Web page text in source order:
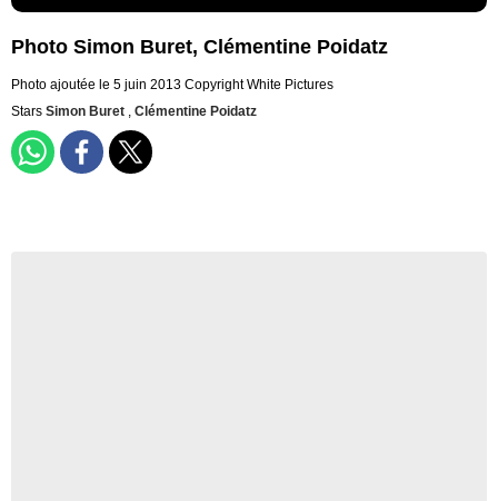
Photo Simon Buret, Clémentine Poidatz
Photo ajoutée le 5 juin 2013 Copyright White Pictures
Stars Simon Buret , Clémentine Poidatz